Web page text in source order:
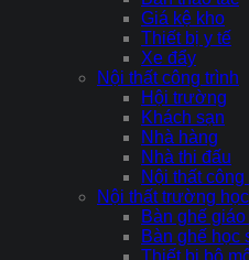
Giá kệ kho
Thiết bị y tế
Xe đẩy
Nội thất công trình
Hội trường
Khách sạn
Nhà hàng
Nhà thi đấu
Nội thất công
Nội thất trường học
Bàn ghế giáo
Bàn ghế học
Thiết bị bộ